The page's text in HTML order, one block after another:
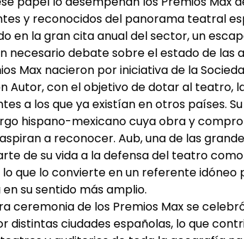
y reconocidos del panorama teatral
en la gran cita anual del sector, un
necesario debate sobre el estado de las
Max nacieron por iniciativa de la
Autor, con el objetivo de dotar al teatro,
a los que ya existían en otros países.
hispano-mexicano cuya obra y
a reconocer. Aub, una de las
de su vida a la defensa del teatro
que lo convierte en un referente
su sentido más amplio.
ceremonia de los Premios Max se
distintas ciudades españolas, lo que